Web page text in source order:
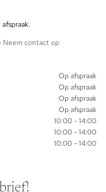
· Neem contact op
Op afspraak
Op afspraak
Op afspraak
Op afspraak
10:00 - 14:00
10:00 - 14:00
10:00 - 14:00